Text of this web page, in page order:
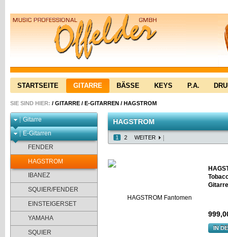
STARTSEITE GITARRE BÄSSE KEYS P.A.
SIE SIND HIER: / GITARRE / E-GITARREN / HAGSTROM
Gitarre
E-Gitarren
FENDER
HAGSTROM
IBANEZ
SQUIER/FENDER
EINSTEIGERSET
YAMAHA
SQUIER
HAGSTROM
1 2 WEITER
Gitarre
IN